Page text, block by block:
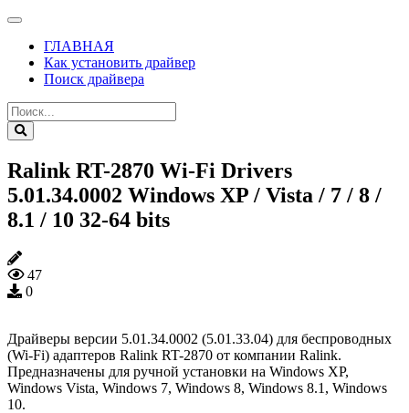
ГЛАВНАЯ
Как установить драйвер
Поиск драйвера
Ralink RT-2870 Wi-Fi Drivers
5.01.34.0002 Windows XP / Vista / 7 / 8 /
8.1 / 10 32-64 bits
47
0
Драйверы версии 5.01.34.0002 (5.01.33.04) для беспроводных
(Wi-Fi) адаптеров Ralink RT-2870 от компании Ralink.
Предназначены для ручной установки на Windows XP,
Windows Vista, Windows 7, Windows 8, Windows 8.1, Windows
10.